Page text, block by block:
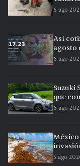
6 ago
Así
agosto
6 ago
Suzuki
que
6 ago
5 ago